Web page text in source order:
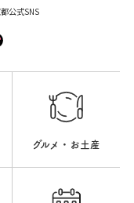
公式SNS
グルメ・お土産